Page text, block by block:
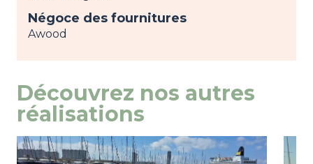
Négoce des fournitures
Awood
Découvrez nos autres
réalisations
Image
view view